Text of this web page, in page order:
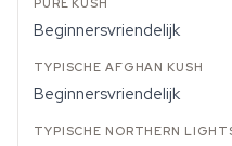
Beginnersvriendelijk
Beginnersvriendelijk